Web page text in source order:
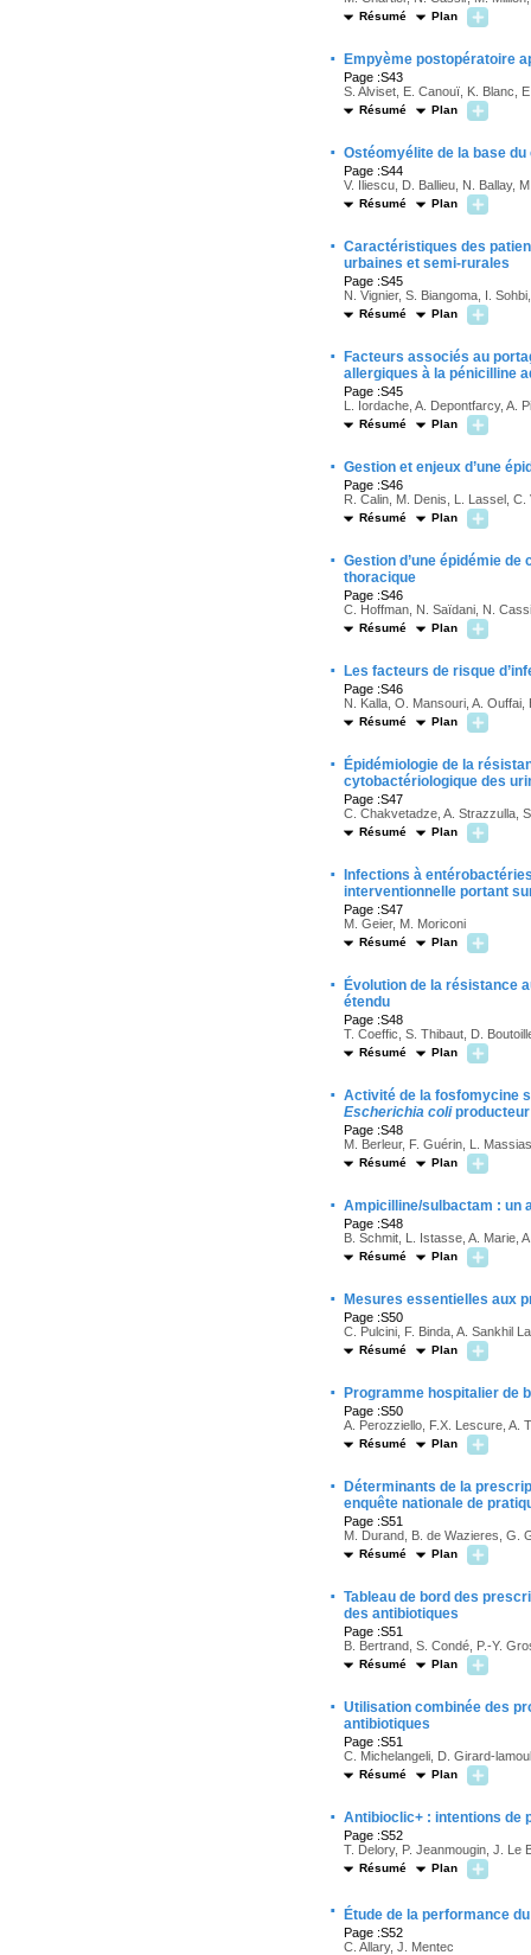
Résumé Plan
· Empyème postopératoire
Page :S43
S. Alviset, E. Canouï, K. Blanc,
Résumé Plan
· Ostéomyélite de la base
Page :S44
V. Iliescu, D. Ballieu, N. Ballay,
Résumé Plan
· Caractéristiques des
urbaines et semi-rurales
Page :S45
N. Vignier, S. Biangoma, I.
Résumé Plan
·
Facteurs associés au
allergiques à la pénicilline
Page :S45
L. Iordache, A. Depontfarcy, A.
Résumé Plan
· Gestion et enjeux d’une
Page :S46
R. Calin, M. Denis, L. Lassel,
Résumé Plan
· Gestion d’une épidémie
thoracique
Page :S46
C. Hoffman, N. Saïdani, N.
Résumé Plan
· Les facteurs de risque
Page :S46
N. Kalla, O. Mansouri, A.
Résumé Plan
·
Épidémiologie de la
cytobactériologique des
Page :S47
C. Chakvetadze, A. Strazzulla,
Résumé Plan
·
Infections à
interventionnelle portant
Page :S47
M. Geier, M. Moriconi
Résumé Plan
·
Évolution de la résistance
étendu
Page :S48
T. Coeffic, S. Thibaut, D.
Résumé Plan
· Activité de la fosfomycine
Escherichia coliproducteur
Page :S48
M. Berleur, F. Guérin, L.
Résumé Plan
· Ampicilline/sulbactam : un
Page :S48
B. Schmit, L. Istasse, A. Marie,
Résumé Plan
· Mesures essentielles aux
Page :S50
C. Pulcini, F. Binda, A. Sankhil
Résumé Plan
· Programme hospitalier de
Page :S50
A. Perozziello, F.X. Lescure, A.
Résumé Plan
·
Déterminants de la
enquête nationale de
Page :S51
M. Durand, B. de Wazieres, G.
Résumé Plan
· Tableau de bord des
des antibiotiques
Page :S51
B. Bertrand, S. Condé, P.-Y.
Résumé Plan
· Utilisation combinée des
antibiotiques
Page :S51
C. Michelangeli, D. Girard-
Résumé Plan
· Antibioclic+ : intentions de
Page :S52
T. Delory, P. Jeanmougin, J. Le
Résumé Plan
· Étude de la performance
Page :S52
C. Allary, J. Mentec